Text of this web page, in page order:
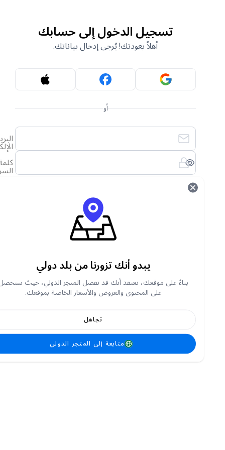
تسجيل الدخول إلى حسابك
أهلاً بعودتك! يُرجى إدخال بياناتك.
أو
الإلكتروني
السر
لقد نسيت كلمة المرور الخاصة بي
تسجيل الدخول
أنشئ حساب جديد
يبدو أنك تزورنا من بلد دولي
بناءً على موقعك، نعتقد أنك قد تفضل المتجر الدولي، حيث ستحصل
على المحتوى والعروض والأسعار الخاصة بموقعك.
متابعة إلى المتجر الدولي